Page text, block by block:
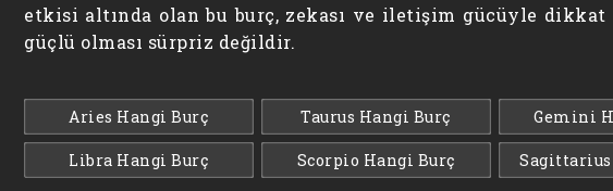
etkisi altında olan bu burç, zekası ve iletişim gücüyle
güçlü olması sürpriz değildir.
Aries Hangi Burç Taurus Hangi Burç Gemini
Libra Hangi Burç Scorpio Hangi Burç